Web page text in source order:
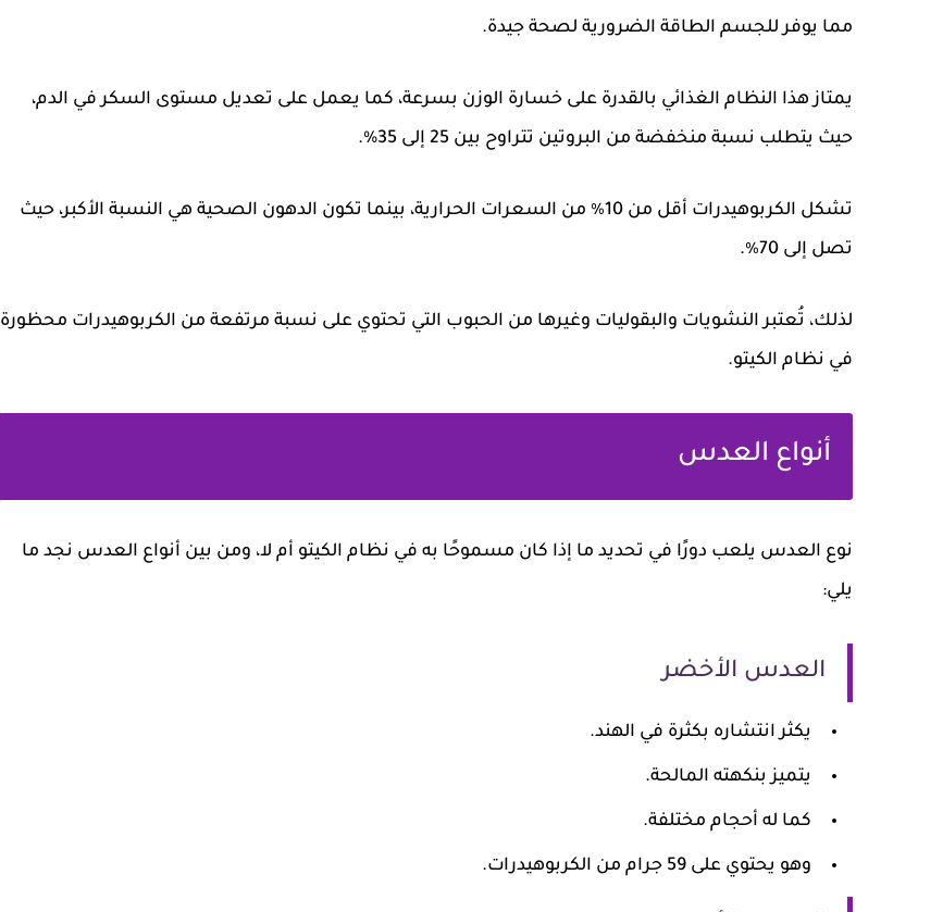
مما يوفر للجسم الطاقة الضرورية لصحة جيدة.
يمتاز هذا النظام الغذائي بالقدرة على خسارة الوزن بسرعة، كما يعمل على تعديل مستوى السكر في الدم،
حيث يتطلب نسبة منخفضة من البروتين تتراوح بين 25 إلى 35%.
تشكل الكربوهيدرات أقل من 10٪ من السعرات الحرارية، بينما تكون الدهون الصحية هي النسبة الأكبر، حيث
تصل إلى 70٪.
لذلك، تُعتبر النشويات والبقوليات وغيرها من الحبوب التي تحتوي على نسبة مرتفعة من الكربوهيدرات محظورة
في نظام الكيتو.
أنواع العدس
نوع العدس يلعب دورًا في تحديد ما إذا كان مسموحًا به في نظام الكيتو أم لا، ومن بين أنواع العدس نجد ما
يلي:
العدس الأخضر
يكثر انتشاره بكثرة في الهند.
يتميز بنكهته المالحة.
كما له أحجام مختلفة.
وهو يحتوي على 59 جرام من الكربوهيدرات.